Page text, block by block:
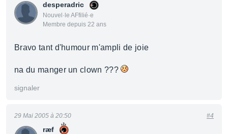
desperadric
Nouvel·le AFfilié·e
Membre depuis 22 ans
Bravo tant d'humour m'ampli de joie
na du manger un clown ???
signaler
ræf
29 Mai 2005 à 20:50 #4